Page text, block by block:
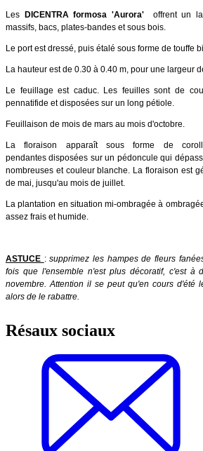
Les DICENTRA formosa 'Aurora' offrent un
massifs, bacs, plates-bandes et sous bois.
Le port est dressé, puis étalé sous forme de touffe
La hauteur est de 0.30 à 0.40 m, pour une largeur
Le feuillage est caduc. Les feuilles sont de
pennatifide et disposées sur un long pétiole.
Feuillaison de mois de mars au mois d'octobre.
La floraison apparaît sous forme de
pendantes disposées sur un pédoncule qui
nombreuses et couleur blanche. La floraison est
de mai, jusqu'au mois de juillet.
La plantation en situation mi-ombragée à
assez frais et humide.
ASTUCE :supprimez les hampes de fleurs
fois que l'ensemble n'est plus décoratif, c'est
novembre.Attention il se peut qu'en cours d'été
alors de le rabattre.
Résaux sociaux